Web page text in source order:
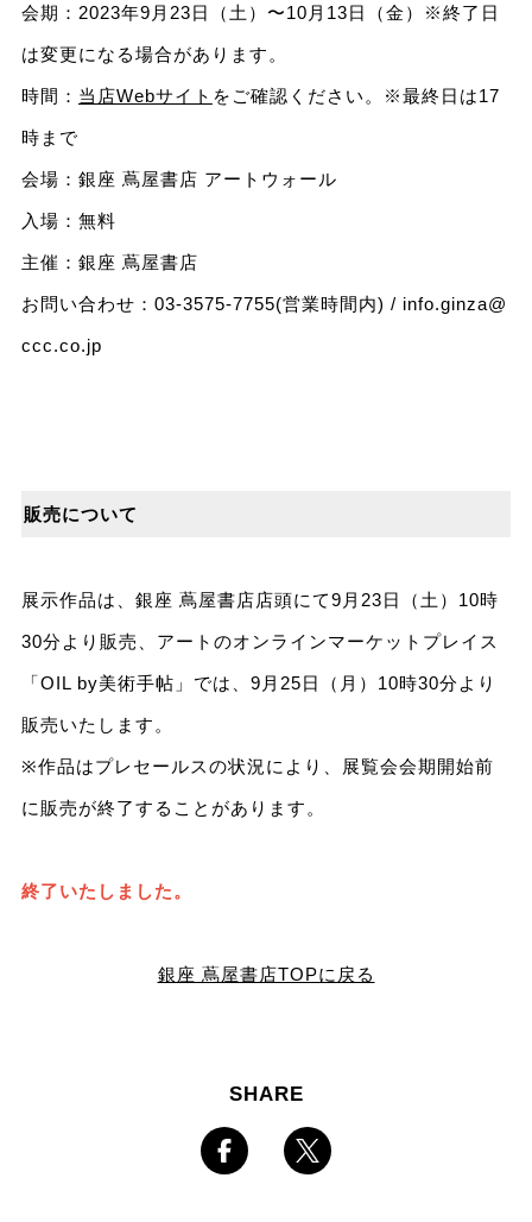
会期：2023年9⽉23⽇（土）〜10⽉13⽇（金）※終了⽇
は変更になる場合があります。
時間： 当店Webサイト をご確認ください。※最終日は17
時まで
会場：銀座 蔦屋書店 アートウォール
⼊場：無料
主催：銀座 蔦屋書店
お問い合わせ：03-3575-7755(営業時間内) / info.ginza@
ccc.co.jp
販売について
展⽰作品は、銀座 蔦屋書店店頭にて9⽉23⽇（⼟）10時
30分より販売、アートのオンラインマーケットプレイス
「OIL by美術⼿帖」では、9⽉25⽇（⽉）10時30分より
販売いたします。
※作品はプレセールスの状況により、展覧会会期開始前
に販売が終了することがあります。
終了いたしました。
銀座 蔦屋書店TOPに戻る
SHARE